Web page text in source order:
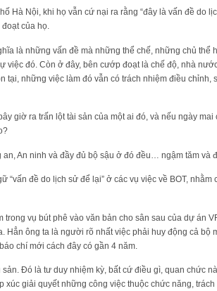
Hà Nội, khi họ vẫn cứ nại ra rằng “đây là vấn đề do
của họ.
là những vấn đề mà những thể chế, những chủ thể
đó. Còn ở đây, bên cướp đoạt là chế độ, nhà
những việc làm đó vẫn có trách nhiệm điều chỉnh,
giờ ra trấn lột tài sản của một ai đó, và nếu ngày
An ninh và đầy đủ bộ sậu ở đó đều… ngậm tăm và
đề do lịch sử để lại” ở các vụ việc về BOT, nhằm
vụ bút phê vào văn bản cho sân sau của dự án
Hẳn ông ta là người rõ nhất việc phải huy động cả bộ
chí mới cách đây có gần 4 năm.
Đó là tư duy nhiệm kỳ, bất cứ điều gì, quan chức
giải quyết những công việc thuộc chức năng,